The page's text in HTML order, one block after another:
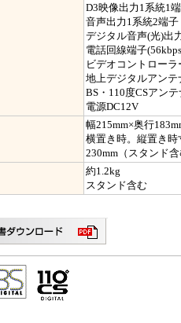
D3映像出力1系統1
音声出力1系統2端子
デジタル音声(光)出
電話回線端子
ビデオコントローラ
地上デジタルアンテ
BS・110度CSアン
電源DC12V
幅215mm×奥行
横置き時。縦置き時
230mm（スタンド含
約1.2kg
スタンド含む